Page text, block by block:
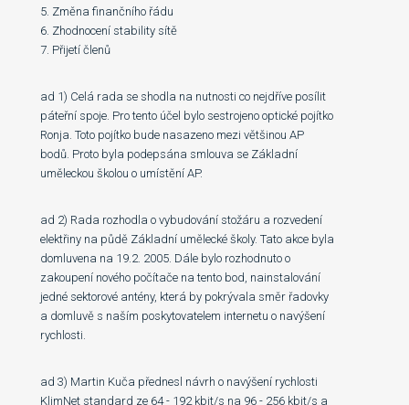
5. Změna finančního řádu
6. Zhodnocení stability sítě
7. Přijetí členů
ad 1) Celá rada se shodla na nutnosti co nejdříve posílit
páteřní spoje. Pro tento účel bylo sestrojeno optické pojítko
Ronja. Toto pojítko bude nasazeno mezi většinou AP
bodů. Proto byla podepsána smlouva se Základní
uměleckou školou o umístění AP.
ad 2) Rada rozhodla o vybudování stožáru a rozvedení
elektřiny na půdě Základní umělecké školy. Tato akce byla
domluvena na 19.2. 2005. Dále bylo rozhodnuto o
zakoupení nového počítače na tento bod, nainstalování
jedné sektorové antény, která by pokrývala směr řadovky
a domluvě s naším poskytovatelem internetu o navýšení
rychlosti.
ad 3) Martin Kuča přednesl návrh o navýšení rychlosti
KlimNet standard ze 64 - 192 kbit/s na 96 - 256 kbit/s a